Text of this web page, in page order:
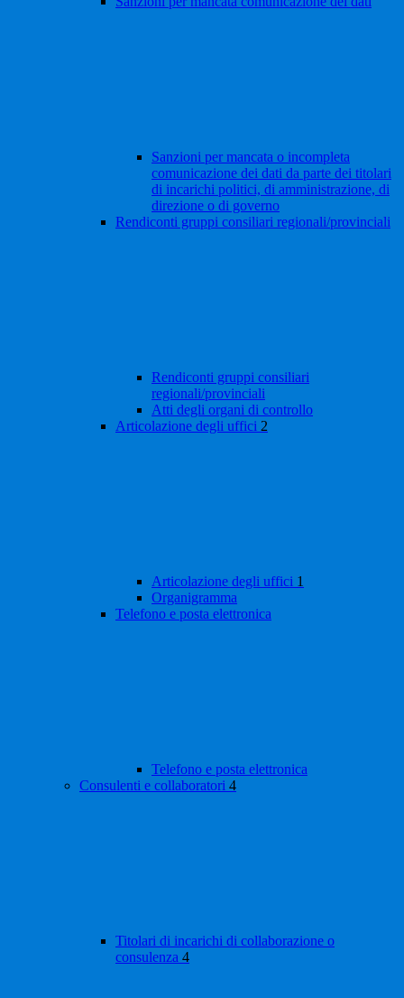
Sanzioni per mancata o incompleta
comunicazione dei dati da parte dei titolari
di incarichi politici, di amministrazione, di
direzione o di governo
Rendiconti gruppi consiliari regionali/provinciali
Rendiconti gruppi consiliari
regionali/provinciali
Atti degli organi di controllo
Articolazione degli uffici 2
Articolazione degli uffici 1
Organigramma
Telefono e posta elettronica
Telefono e posta elettronica
Consulenti e collaboratori 4
Titolari di incarichi di collaborazione o
consulenza 4